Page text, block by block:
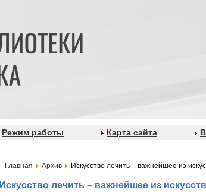
Режим работы Карта сайта
Главная Архив Искусство лечить – важнейшее из
Искусство лечить – важнейшее из искусств